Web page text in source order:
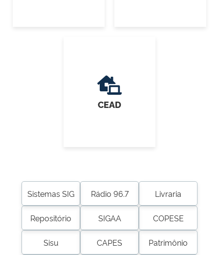
CEAD
Sistemas SIG Rádio 96.7 Livraria
Repositório SIGAA COPESE
Sisu CAPES
Patrimônio